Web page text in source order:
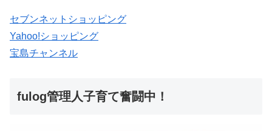
セブンネットショッピング
Yahoo!ショッピング
宝島チャンネル
fulog管理人子育て奮闘中！